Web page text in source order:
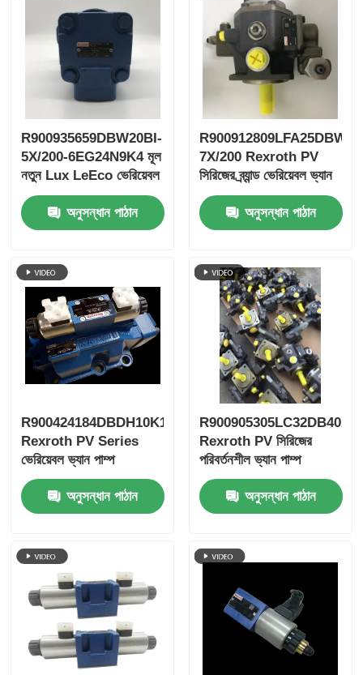
R900935659DBW20BI-
5X/200-6EG24N9K4 মূল
নতুন Lux LeEco ভেরিয়েবল
PV ব্লেড পাম্প
অনুসন্ধান পাঠান
R900912809LFA25DBW2-
7X/200 Rexroth PV
সিরিজের ব্র্যান্ড ভেরিয়েবল ভ্যান
পাম্প
অনুসন্ধান পাঠান
R900424184DBDH10K1X/400
Rexroth PV Series
ভেরিয়েবল ভ্যান পাম্প
অনুসন্ধান পাঠান
Rexroth PV সিরিজের
পরিবর্তনশীল ভ্যান পাম্প
অনুসন্ধান পাঠান